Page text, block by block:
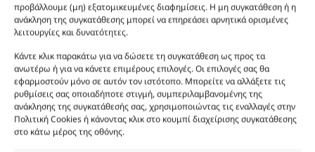
προβάλλουμε (μη) εξατομικευμένες διαφημίσεις. Η μη συγκατάθεση ή η
ανάκληση της συγκατάθεσης μπορεί να επηρεάσει αρνητικά ορισμένες
λειτουργίες και δυνατότητες.
Κάντε κλικ παρακάτω για να δώσετε τη συγκατάθεση ως προς τα
ανωτέρω ή για να κάνετε επιμέρους επιλογές. Οι επιλογές σας θα
εφαρμοστούν μόνο σε αυτόν τον ιστότοπο. Μπορείτε να αλλάξετε τις
ρυθμίσεις σας οποιαδήποτε στιγμή, συμπεριλαμβανομένης της
ανάκλησης της συγκατάθεσής σας, χρησιμοποιώντας τις εναλλαγές στην
Πολιτική Cookies ή κάνοντας κλικ στο κουμπί διαχείρισης συγκατάθεσης
στο κάτω μέρος της οθόνης.
Νότες:ΓΛΥΚΑ, ΔΡΟΣΕΡΑ, ΛΟΥΛΟΥΔΑΤΑ, ΞΥΛΩΔΗ, ΠΟΥΔΡΕΝΙΑ
Εποχές:ΑΝΟΙΞΗ, ΚΑΛΟΚΑΙΡΙ
Αρωματική Νότα:
AROMATIC, FRESH SPICY
Άρωμα τύπου που θυμίζει
BE ένα καθαρό, δροσερό και ελαφρώς γλυκό
ανδρικό άρωμα με αρωματικές, λουλουδάτες και ξυλώδεις νότες.
Ιδανικό για άνοιξη και καλοκαίρι, δίνει την αίσθηση φρεσκάδας και απαλής
πούδρας που διαρκεί.
Ενισχυμένο με27% επιπλέον αιθέριο έλαιογια μεγαλύτερη ένταση, σε
κομψό γυάλινο μπουκάλι με μεταλλικό σπρέι.